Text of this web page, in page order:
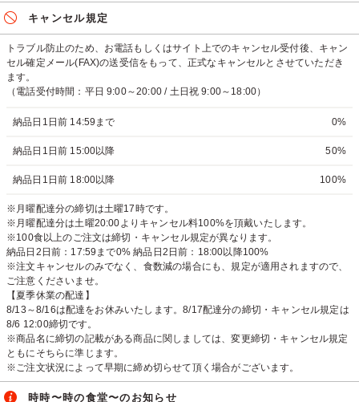
キャンセル規定
トラブル防止のため、お電話もしくはサイト上でのキャンセル受付後、キャン
セル確定メール(FAX)の送受信をもって、正式なキャンセルとさせていただき
ます。
（電話受付時間：平日 9:00～20:00 / 土日祝 9:00～18:00）
納品日1日前 14:59まで 0%
納品日1日前 15:00以降 50%
納品日1日前 18:00以降 100%
※月曜配達分の締切は土曜17時です。
※月曜配達分は土曜20:00よりキャンセル料100%を頂戴いたします。
※100食以上のご注文は締切・キャンセル規定が異なります。
納品日2日前：17:59まで0% 納品日2日前：18:00以降100%
※注文キャンセルのみでなく、食数減の場合にも、規定が適用されますので、
ご注意くださいませ。
【夏季休業の配達】
8/13～8/16は配達をお休みいたします。8/17配達分の締切・キャンセル規定は
8/6 12:00締切です。
※商品名に締切の記載がある商品に関しましては、変更締切・キャンセル規定
ともにそちらに準じます。
※ご注文状況によって早期に締め切らせて頂く場合がございます。
時時〜時の食堂〜のお知らせ